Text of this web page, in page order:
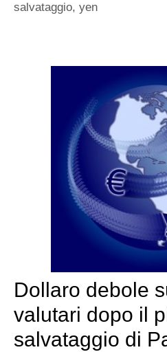
salvataggio, yen
Dollaro debole
valutari dopo il
salvataggio di